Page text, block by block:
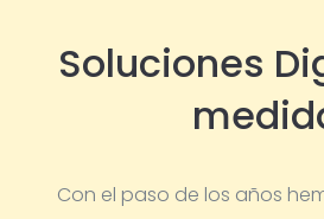
Soluciones
Con el paso de los años